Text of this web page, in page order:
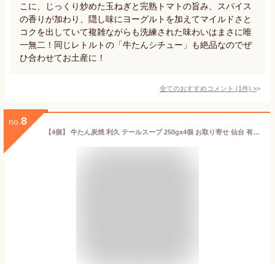
こに、じっくり炒めた玉ねぎと完熟トマトの旨み、スパイス
の香りが加わり、隠し味にヨーグルトを加えてマイルドさと
コクを出していて複雑ながらも洗練された味わいはまさに唯
一無二！同じレトルトの「牛たんシチュー」も絶品なのでぜ
ひ合わせてお土産に！
全てのおすすめコメント (1件) >
no. 8
【4個】 牛たん炭焼 利久 テールスープ 250gx4個 お取り寄せ 仙台 有名店 牛たん 高級 レトルト 保存食 牛たんカレーと一緒に 記念日 ディナー 4コセット